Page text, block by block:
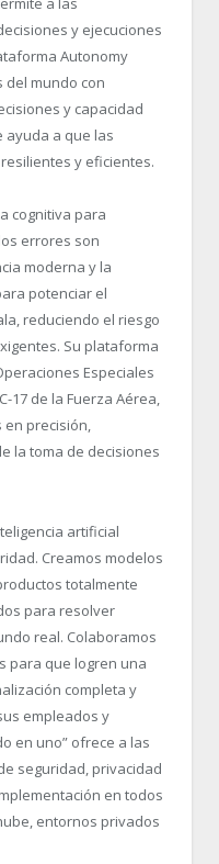
y ejecuciones
Autonomy
del mundo con
y capacidad
ayuda a que las
y eficientes.
cognitiva para
errores son
moderna y la
potenciar el
reduciendo el riesgo
Su plataforma
Especiales
17 de la Fuerza Aérea,
precisión,
la toma de decisiones
artificial
Creamos modelos
totalmente
para resolver
real. Colaboramos
para que logren una
completa y
empleados y
en uno” ofrece a las
seguridad, privacidad
en todos
entornos privados